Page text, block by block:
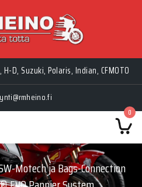
D, Suzuki, Polaris, Indian, CFMOTO
0
Motech ja Bags-Connection